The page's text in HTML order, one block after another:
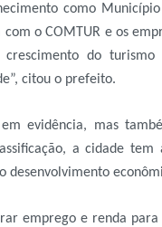
como
o COMTUR e os
do
citou o prefeito.
evidência, mas
a cidade
desenvolvimento
emprego e renda